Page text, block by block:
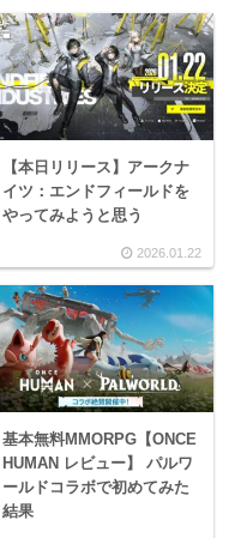
【本日リリース】アークナ
イツ：エンドフィールドを
やってみようと思う
2026.01.22
基本無料MMORPG【ONCE
HUMAN レビュー】 パルワ
ールドコラボで初めてみた
結果